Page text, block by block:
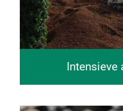
Intensieve